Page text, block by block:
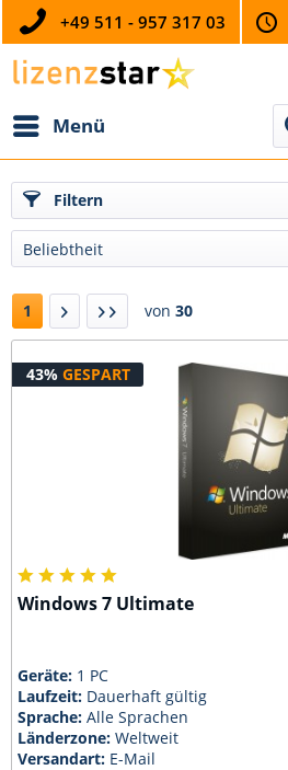
+49 511 - 957 317 03
Menü
Filtern
1 von 30
43% GESPART
Windows 7 Ultimate
Geräte: 1 PC
Laufzeit: Dauerhaft gültig
Sprache:Alle Sprachen
Länderzone:Weltweit
Versandart: E-Mail